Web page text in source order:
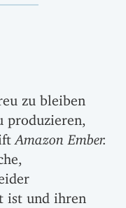
zu bleiben
produzieren,
Amazon Ember.
ist und ihren